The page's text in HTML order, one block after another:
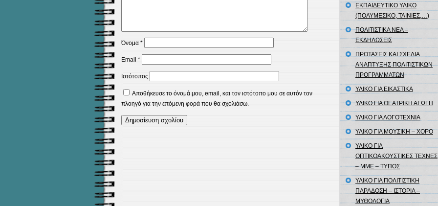
Όνομα *
Email *
Ιστότοπος
Αποθήκευσε το όνομά μου, email, και τον ιστότοπο μου σε αυτόν τον
πλοηγό για την επόμενη φορά που θα σχολιάσω.
ΕΚΠΑΙΔΕΥΤΙΚΟ ΥΛΙΚΟ
(ΠΟΛΥΜΕΣΙΚΟ, ΤΑΙΝΙΕΣ,…)
ΠΟΛΙΤΙΣΤΙΚΑ ΝΕΑ –
ΕΚΔΗΛΩΣΕΙΣ
ΠΡΟΤΑΣΕΙΣ ΚΑΙ ΣΧΕΔΙΑ
ΑΝΑΠΤΥΞΗΣ ΠΟΛΙΤΙΣΤΙΚΩΝ
ΠΡΟΓΡΑΜΜΑΤΩΝ
ΥΛΙΚΟ ΓΙΑ ΕΙΚΑΣΤΙΚΑ
ΥΛΙΚΟ ΓΙΑ ΘΕΑΤΡΙΚΗ ΑΓΩΓΗ
ΥΛΙΚΟ ΓΙΑ ΛΟΓΟΤΕΧΝΙΑ
ΥΛΙΚΟ ΓΙΑ ΜΟΥΣΙΚΗ – ΧΟΡΟ
ΥΛΙΚΟ ΓΙΑ
ΟΠΤΙΚΟΑΚΟΥΣΤΙΚΕΣ ΤΕΧΝΕΣ
– ΜΜΕ – ΤΥΠΟΣ
ΥΛΙΚΟ ΓΙΑ ΠΟΛΙΤΙΣΤΙΚΗ
ΠΑΡΑΔΟΣΗ – ΙΣΤΟΡΙΑ –
ΜΥΘΟΛΟΓΙΑ